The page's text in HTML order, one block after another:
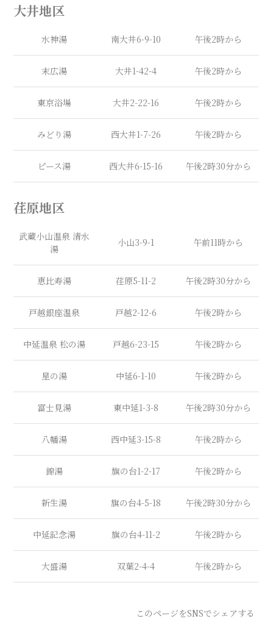
大井地区
水神湯 南大井6-9-10 午後2時から
末広湯 大井1-42-4 午後2時から
東京浴場 大井2-22-16 午後2時から
みどり湯 西大井1-7-26 午後2時から
ピース湯 西大井6-15-16 午後2時30分から
荏原地区
武蔵小山温泉 清水
湯
小山3-9-1 午前11時から
恵比寿湯 荏原5-11-2 午後2時30分から
戸越銀座温泉 戸越2-12-6 午後2時から
中延温泉 松の湯 戸越6-23-15 午後2時から
星の湯 中延6-1-10 午後2時から
富士見湯 東中延1-3-8 午後2時30分から
八幡湯 西中延3-15-8 午後2時から
錦湯 旗の台1-2-17 午後2時から
新生湯 旗の台4-5-18 午後2時30分から
中延記念湯 旗の台4-11-2 午後2時から
大盛湯 双葉2-4-4 午後2時から
このページをSNSでシェアする